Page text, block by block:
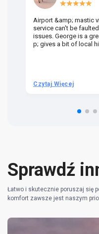
Airport &amp; mastic
service can't be
issues. George is a
p; gives a bit of local
Czytaj Więcej
Sprawdź
Łatwo i skutecznie poruszaj się
komfort zawsze jest naszym